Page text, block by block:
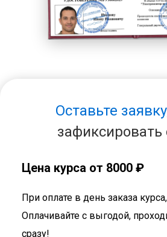
Оставьте заявку
зафиксировать
Цена курса от 8000 ₽
При оплате в день заказа
Оплачивайте с выгодой,
сразу!